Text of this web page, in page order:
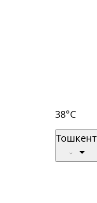
38°C
Тошкент